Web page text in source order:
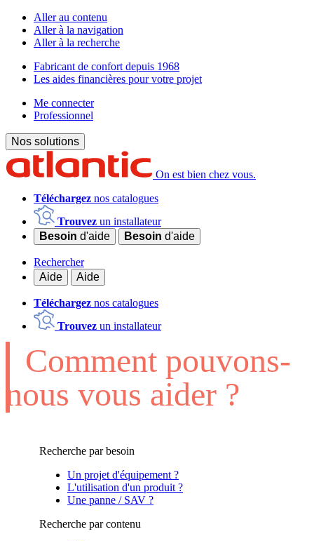
Aller au contenu
Aller à la navigation
Aller à la recherche
Fabricant de confort depuis 1968
Les aides financières pour votre projet
Me connecter
Professionnel
Nos solutions
On est bien chez vous.
Téléchargez nos catalogues
Trouvez un installateur
Besoin d'aide Besoin d'aide
Rechercher
Aide
Aide
Téléchargez nos catalogues
Trouvez un installateur
Comment pouvons-
nous vous aider ?
Recherche par besoin
Un projet d'équipement ?
L'utilisation d'un produit ?
Une panne / SAV ?
Recherche par contenu